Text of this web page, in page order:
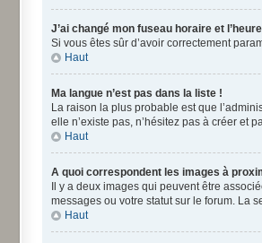
J’ai changé mon fuseau horaire et
Si vous êtes sûr d’avoir correctement
Haut
Ma langue n’est pas dans la liste !
La raison la plus probable est que
elle n’existe pas, n’hésitez pas à créer et
Haut
A quoi correspondent les images à
Il y a deux images qui peuvent être
messages ou votre statut sur le forum. La
Haut